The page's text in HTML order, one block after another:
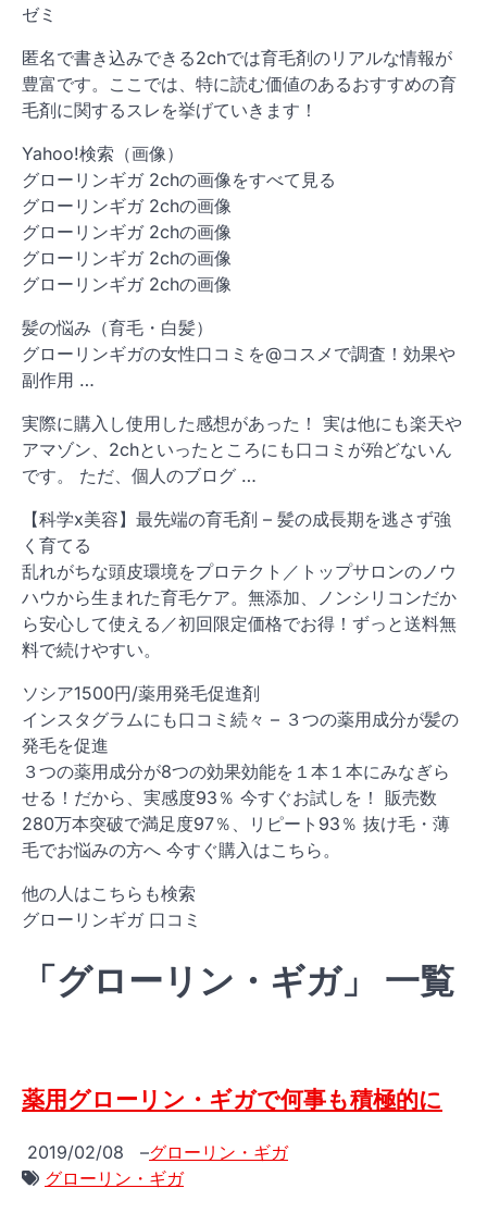
ゼミ
匿名で書き込みできる2chでは育毛剤のリアルな情報が
豊富です。ここでは、特に読む価値のあるおすすめの育
毛剤に関するスレを挙げていきます！
Yahoo!検索（画像）
グローリンギガ 2chの画像をすべて見る
グローリンギガ 2chの画像
グローリンギガ 2chの画像
グローリンギガ 2chの画像
グローリンギガ 2chの画像
髪の悩み（育毛・白髪）
グローリンギガの女性口コミを@コスメで調査！効果や
副作用 …
実際に購入し使用した感想があった！ 実は他にも楽天や
アマゾン、2chといったところにも口コミが殆どないん
です。 ただ、個人のブログ …
【科学x美容】最先端の育毛剤 – 髪の成長期を逃さず強
く育てる
乱れがちな頭皮環境をプロテクト／トップサロンのノウ
ハウから生まれた育毛ケア。無添加、ノンシリコンだか
ら安心して使える／初回限定価格でお得！ずっと送料無
料で続けやすい。
ソシア1500円/薬用発毛促進剤
インスタグラムにも口コミ続々 – ３つの薬用成分が髪の
発毛を促進
３つの薬用成分が8つの効果効能を１本１本にみなぎら
せる！だから、実感度93％ 今すぐお試しを！ 販売数
280万本突破で満足度97％、リピート93％ 抜け毛・薄
毛でお悩みの方へ 今すぐ購入はこちら。
他の人はこちらも検索
グローリンギガ 口コミ
「グローリン・ギガ」 一覧
薬用グローリン・ギガで何事も積極的に
2019/02/08 –グローリン・ギガ
グローリン・ギガ